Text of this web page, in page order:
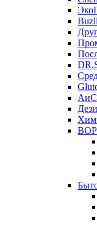
Buzil
АиС